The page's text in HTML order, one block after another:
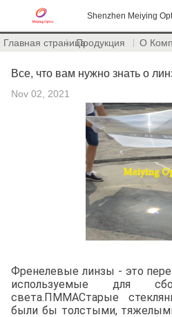
Shenzhen Meiying
Главная страницаПродукция О
Все, что вам нужно знать о
Nov 02, 2021
Френелевые линзы - это
используемые для
света.ПММАСтарые
были бы толстыми,